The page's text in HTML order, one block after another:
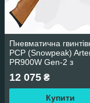
Пневматична
PCP (Snowpeak)
PR900W Gen-2 з
оптичним прицілом
scope 3-9x40 (Артеміс
ПР900))
12 075 ₴
Купити